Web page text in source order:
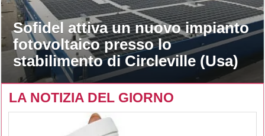
Sofidel attiva un nuovo impianto
fotovoltaico presso lo
stabilimento di Circleville (Usa)
LA NOTIZIA DEL GIORNO